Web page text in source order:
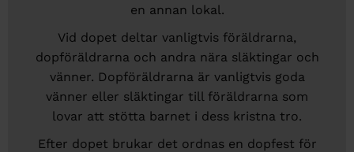
en annan lokal.
Vid dopet deltar vanligtvis föräldrarna,
dopföräldrarna och andra nära släktingar och
vänner. Dopföräldrarna är vanligtvis goda
vänner eller släktingar till föräldrarna som
lovar att stötta barnet i dess kristna tro.
Efter dopet brukar det ordnas en dopfest för